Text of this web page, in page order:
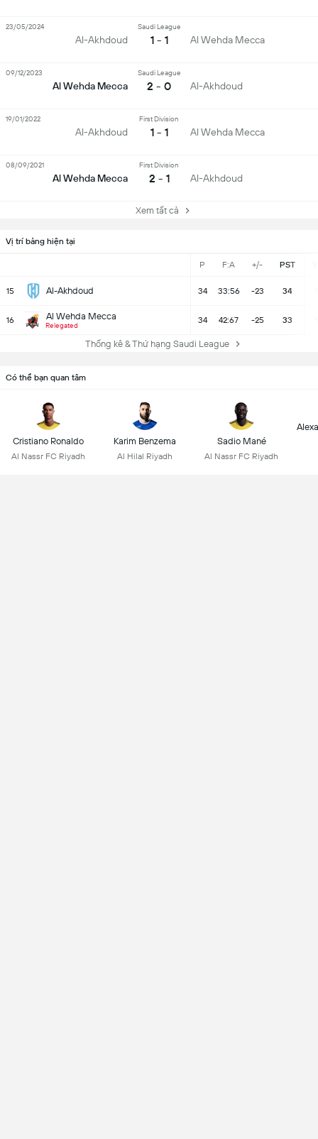
Vị trí bảng hiện tại
P F:A +/- PST
15 Al-Akhdoud 34 33:56 -23 34
16 Al Wehda Mecca
Relegated
34 42:67 -25 33
Thống kê & Thứ hạng Saudi League
Al-Akhdoud
Saudi League
1 - 1 Al Wehda Mecca
23/05/2024
Al Wehda Mecca
Saudi League
2 - 0 Al-Akhdoud
09/12/2023
Al-Akhdoud
First Division
1 - 1 Al Wehda Mecca
19/01/2022
Al Wehda Mecca
First Division
2 - 1 Al-Akhdoud
08/09/2021
Xem tất cả
Có thể bạn quan tâm
Cristiano Ronaldo
Al Nassr FC Riyadh
Karim Benzema
Al Hilal Riyadh
Sadio Mané
Al Nassr FC Riyadh